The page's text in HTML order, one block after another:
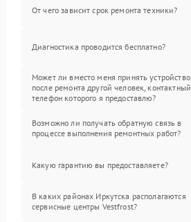
От чего зависит срок ремонта техники?
Диагностика проводится бесплатно?
Может ли вместо меня принять устройство
после ремонта другой человек, контактный
телефон которого я предоставлю?
Возможно ли получать обратную связь в
процессе выполнения ремонтных работ?
Какую гарантию вы предоставляете?
В каких районах Иркутска располагаются
сервисные центры Vestfrost?